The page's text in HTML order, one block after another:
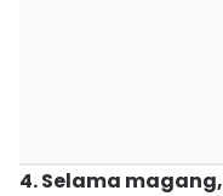
4. Selama